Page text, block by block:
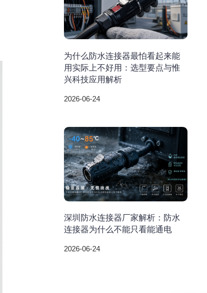
为什么防水连接器最怕看起来能
用实际上不好用：选型要点与惟
兴科技应用解析
2026-06-24
深圳防水连接器厂家解析：防水
连接器为什么不能只看能通电
2026-06-24